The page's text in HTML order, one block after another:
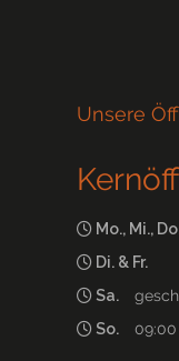
Unsere
Mo., Mi.,
Di. & Fr.
Sa.
So.